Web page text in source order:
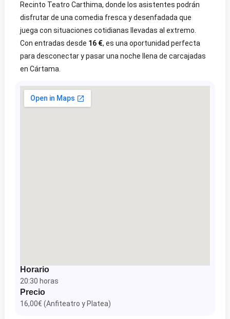
Recinto Teatro Carthima, donde los asistentes podrán
disfrutar de una comedia fresca y desenfadada que
juega con situaciones cotidianas llevadas al extremo.
Con entradas desde 16 €, es una oportunidad perfecta
para desconectar y pasar una noche llena de carcajadas
en Cártama.
Horario
20:30 horas
Precio
16,00€ (Anfiteatro y Platea)